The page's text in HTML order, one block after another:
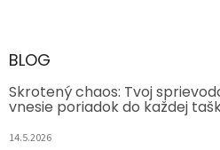
BLOG
Skrotený chaos: Tvoj
vnesie poriadok do každej
14.5.2026